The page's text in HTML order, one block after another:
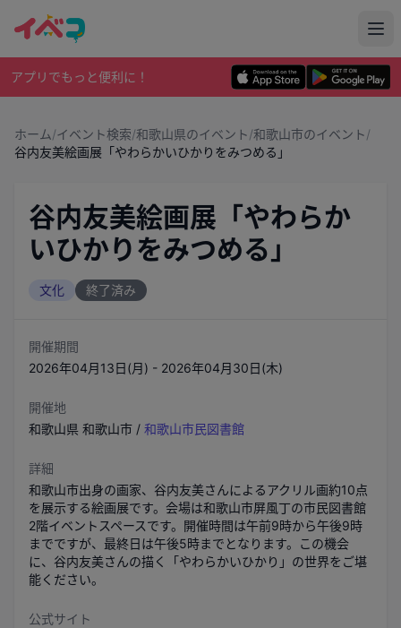
アプリでもっと便利に！
ホーム/イベント検索/和歌山県のイベント/和歌山市のイベント/
谷内友美絵画展「やわらかいひかりをみつめる」
谷内友美絵画展「やわらか
いひかりをみつめる」
文化 終了済み
開催期間
2026年04月13日(月) - 2026年04月30日(木)
開催地
和歌山県 和歌山市 / 和歌山市民図書館
詳細
和歌山市出身の画家、谷内友美さんによるアクリル画約10点
を展示する絵画展です。会場は和歌山市屏風丁の市民図書館
2階イベントスペースです。開催時間は午前9時から午後9時
までですが、最終日は午後5時までとなります。この機会
に、谷内友美さんの描く「やわらかいひかり」の世界をご堪
能ください。
公式サイト